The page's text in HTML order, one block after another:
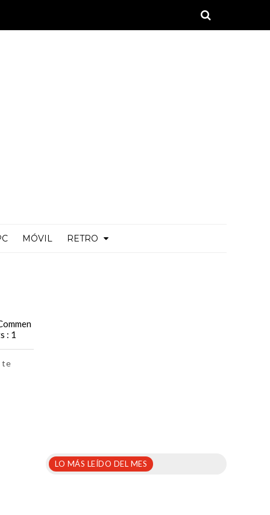
MÓVIL RETRO
: 1
te
LO MÁS LEÍDO DEL MES